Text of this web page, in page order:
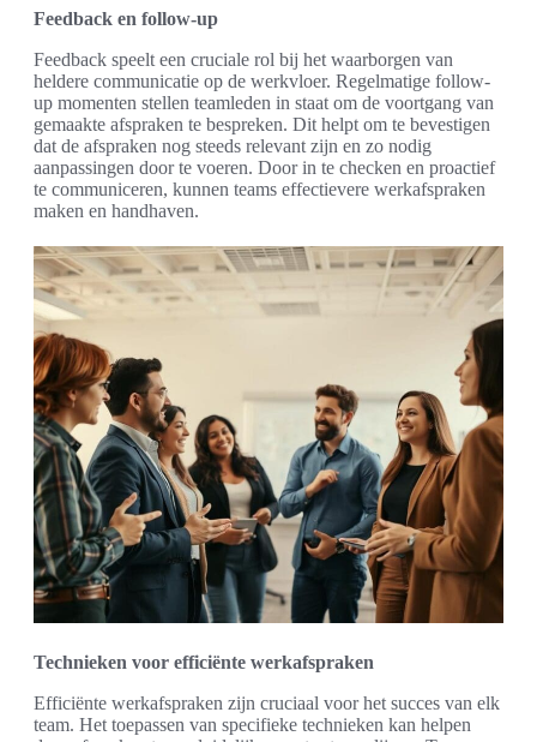
Feedback en follow-up
Feedback speelt een cruciale rol bij het waarborgen van
heldere communicatie op de werkvloer. Regelmatige follow-
up momenten stellen teamleden in staat om de voortgang van
gemaakte afspraken te bespreken. Dit helpt om te bevestigen
dat de afspraken nog steeds relevant zijn en zo nodig
aanpassingen door te voeren. Door in te checken en proactief
te communiceren, kunnen teams effectievere werkafspraken
maken en handhaven.
Technieken voor efficiënte werkafspraken
Efficiënte werkafspraken zijn cruciaal voor het succes van elk
team. Het toepassen van specifieke technieken kan helpen